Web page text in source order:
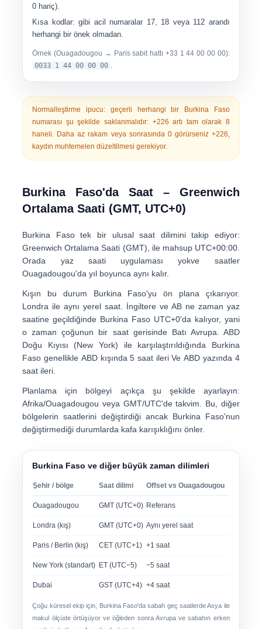
0 hariç).
Kısa kodlar: gibi acil numaralar 17, 18 veya 112 arandı
herhangi bir önek olmadan
Örnek (Ouagadougou → Paris sabit hattı +33 1 44 00 00 00):
0033 1 44 00 00 00
Normalleştirme ipucu: geçerli herhangi bir Burkina Faso
numarası şu şekilde saklanmalıdır: +226 artı tam olarak 8
haneli . Daha az rakam veya sonrasında 0 görürseniz +226,
kaydın muhtemelen düzeltilmesi gerekiyor.
Burkina Faso'da Saat – Greenwich
Ortalama Saati (GMT, UTC+0)
Burkina Faso tek bir ulusal saat dilimini takip ediyor:
Greenwich Ortalama Saati (GMT) , ile mahsup UTC+00:00.
Orada yaz saati uygulaması yokve saatler
Ouagadougou'da yıl boyunca aynı kalır.
Kışın bu durum Burkina Faso'yu ön plana çıkarıyor.
Londra ile aynı yerel saat . İngiltere ve AB ne zaman yaz
saatine geçildiğinde Burkina Faso UTC+0'da kalıyor, yani
o zamançoğunun bir saat gerisinde Batı Avrupa . ABD
Doğu Kıyısı (New York) ile karşılaştırıldığında Burkina
Faso genellikle ABD kışında 5 saat ileriVeABD yazında 4
saat ileri
Planlama için bölgeyi açıkça şu şekilde ayarlayın:
Afrika/Ouagadougou veya GMT/UTC'de takvim. Bu, diğer
bölgelerin saatlerini değiştirdiği ancak Burkina Faso'nun
değiştirmediği durumlarda kafa karışıklığını önler.
Burkina Faso ve diğer büyük zaman dilimleri
Şehir / bölge Saat dilimi Offset vs Ouagadougou
Ouagadougou GMT (UTC+0) Referans
Londra (kış) GMT (UTC+0) Aynı yerel saat
Paris / Berlin (kış) CET (UTC+1) +1 saat
New York (standart) ET (UTC−5) −5 saat
Dubai GST (UTC+4) +4 saat
Çoğu küresel ekip için, Burkina Faso'da sabah geç saatlerdeAsya ile
makul ölçüde örtüşüyor veöğleden sonraAvrupa ve sabahın erken